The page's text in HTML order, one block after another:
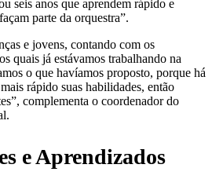
seis anos que aprendem rápido e
parte da orquestra”.
e jovens, contando com os
quais já estávamos trabalhando na
o que havíamos proposto, porque há
rápido suas habilidades, então
complementa o coordenador do
e Aprendizados